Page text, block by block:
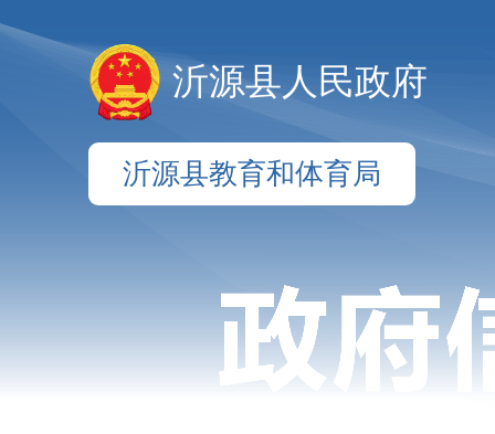
沂源县人民政府
沂源县教育和体育局